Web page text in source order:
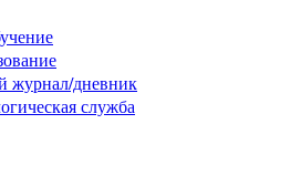
журнал/дневник
служба